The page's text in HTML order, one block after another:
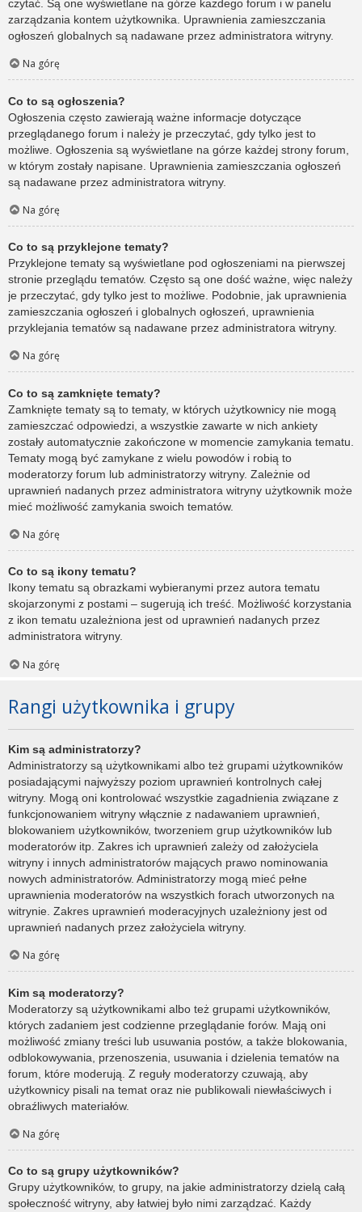
czytać. Są one wyświetlane na górze każdego forum i w panelu
zarządzania kontem użytkownika. Uprawnienia zamieszczania
ogłoszeń globalnych są nadawane przez administratora witryny.
Na górę
Co to są ogłoszenia?
Ogłoszenia często zawierają ważne informacje dotyczące
przeglądanego forum i należy je przeczytać, gdy tylko jest to
możliwe. Ogłoszenia są wyświetlane na górze każdej strony forum,
w którym zostały napisane. Uprawnienia zamieszczania ogłoszeń
są nadawane przez administratora witryny.
Na górę
Co to są przyklejone tematy?
Przyklejone tematy są wyświetlane pod ogłoszeniami na pierwszej
stronie przeglądu tematów. Często są one dość ważne, więc należy
je przeczytać, gdy tylko jest to możliwe. Podobnie, jak uprawnienia
zamieszczania ogłoszeń i globalnych ogłoszeń, uprawnienia
przyklejania tematów są nadawane przez administratora witryny.
Na górę
Co to są zamknięte tematy?
Zamknięte tematy są to tematy, w których użytkownicy nie mogą
zamieszczać odpowiedzi, a wszystkie zawarte w nich ankiety
zostały automatycznie zakończone w momencie zamykania tematu.
Tematy mogą być zamykane z wielu powodów i robią to
moderatorzy forum lub administratorzy witryny. Zależnie od
uprawnień nadanych przez administratora witryny użytkownik może
mieć możliwość zamykania swoich tematów.
Na górę
Co to są ikony tematu?
Ikony tematu są obrazkami wybieranymi przez autora tematu
skojarzonymi z postami – sugerują ich treść. Możliwość korzystania
z ikon tematu uzależniona jest od uprawnień nadanych przez
administratora witryny.
Na górę
Rangi użytkownika i grupy
Kim są administratorzy?
Administratorzy są użytkownikami albo też grupami użytkowników
posiadającymi najwyższy poziom uprawnień kontrolnych całej
witryny. Mogą oni kontrolować wszystkie zagadnienia związane z
funkcjonowaniem witryny włącznie z nadawaniem uprawnień,
blokowaniem użytkowników, tworzeniem grup użytkowników lub
moderatorów itp. Zakres ich uprawnień zależy od założyciela
witryny i innych administratorów mających prawo nominowania
nowych administratorów. Administratorzy mogą mieć pełne
uprawnienia moderatorów na wszystkich forach utworzonych na
witrynie. Zakres uprawnień moderacyjnych uzależniony jest od
uprawnień nadanych przez założyciela witryny.
Na górę
Kim są moderatorzy?
Moderatorzy są użytkownikami albo też grupami użytkowników,
których zadaniem jest codzienne przeglądanie forów. Mają oni
możliwość zmiany treści lub usuwania postów, a także blokowania,
odblokowywania, przenoszenia, usuwania i dzielenia tematów na
forum, które moderują. Z reguły moderatorzy czuwają, aby
użytkownicy pisali na temat oraz nie publikowali niewłaściwych i
obraźliwych materiałów.
Na górę
Co to są grupy użytkowników?
Grupy użytkowników, to grupy, na jakie administratorzy dzielą całą
społeczność witryny, aby łatwiej było nimi zarządzać. Każdy